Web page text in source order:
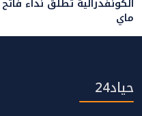
ماي
حياد24